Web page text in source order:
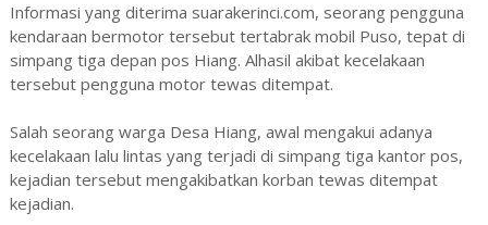
Informasi yang diterima suarakerinci.com, seorang pengguna
kendaraan bermotor tersebut tertabrak mobil Puso, tepat di
simpang tiga depan pos Hiang. Alhasil akibat kecelakaan
tersebut pengguna motor tewas ditempat.
Salah seorang warga Desa Hiang, awal mengakui adanya
kecelakaan lalu lintas yang terjadi di simpang tiga kantor pos,
kejadian tersebut mengakibatkan korban tewas ditempat
kejadian.